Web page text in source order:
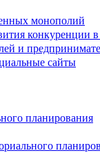
монополий
конкуренции
и
сайты
планирования